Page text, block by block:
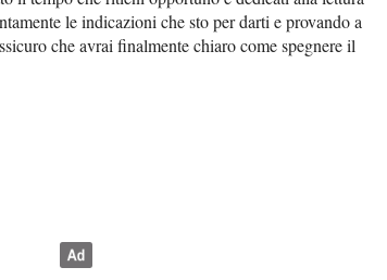
le indicazioni che sto per darti e provando a
che avrai finalmente chiaro come spegnere il